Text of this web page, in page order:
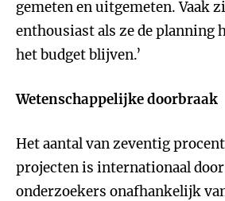
gemeten en uitgemeten. Vaak
enthousiast als ze de planning
het budget blijven.’
Wetenschappelijke doorbraak
Het aantal van zeventig
projecten is internationaal
onderzoekers onafhankelijk